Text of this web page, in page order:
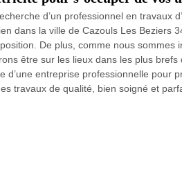
d’un professionnel en travaux
dans la ville de Cazouls Les Beziers
De plus, comme nous sommes
être sur les lieux dans les plus
d’une entreprise professionnelle pour
travaux de qualité, bien soigné et